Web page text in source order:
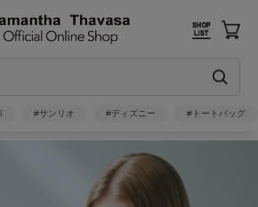
#サンリオ #ディズニー #トートバッグ